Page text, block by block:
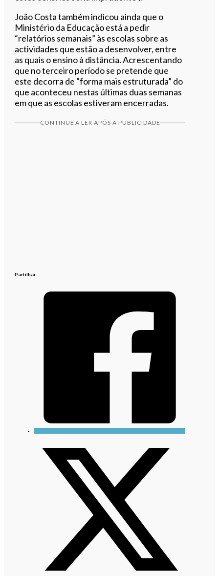
João Costa também indicou ainda que o
Ministério da Educação está a pedir
“relatórios semanais” às escolas sobre as
actividades que estão a desenvolver, entre
as quais o ensino à distância. Acrescentando
que no terceiro período se pretende que
este decorra de “forma mais estruturada” do
que aconteceu nestas últimas duas semanas
em que as escolas estiveram encerradas.
CONTINUE A LER APÓS A PUBLICIDADE
Partilhar